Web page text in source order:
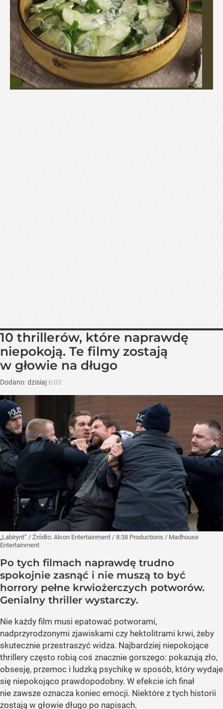
10 thrillerów, które naprawdę
niepokoją. Te filmy zostają
w głowie na długo
Dodano:dzisiaj 6:03
„Labirynt” / Źródło: Alcon Entertainment / 8:38 Productions / Madhouse
Entertainment
Po tych filmach naprawdę trudno
spokojnie zasnąć i nie muszą to być
horrory pełne krwiożerczych potworów.
Genialny thriller wystarczy.
Nie każdy film musi epatować potworami,
nadprzyrodzonymi zjawiskami czy hektolitrami krwi, żeby
skutecznie przestraszyć widza. Najbardziej niepokojące
thrillery często robią coś znacznie gorszego: pokazują zło,
obsesję, przemoc i ludzką psychikę w sposób, który wydaje
się niepokojąco prawdopodobny. W efekcie ich finał
nie zawsze oznacza koniec emocji. Niektóre z tych historii
zostają w głowie długo po napisach.